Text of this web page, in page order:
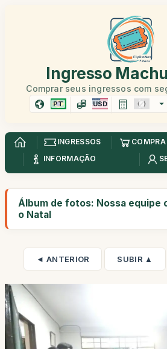
Ingresso
Comprar seus ingressos com
PT USD
INGRESSOS COMPRA
INFORMAÇÃO
Álbum de fotos: Nossa equipe
o Natal
◄ ANTERIOR SUBIR ▲